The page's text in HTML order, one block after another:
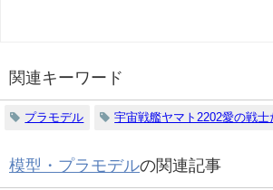
関連キーワード
プラモデル 宇宙戦艦ヤマト2202愛の戦士
模型・プラモデルの関連記事